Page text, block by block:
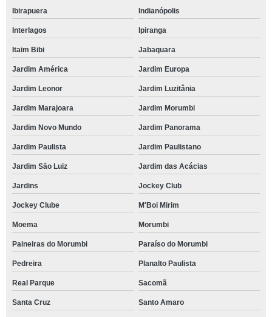
Ibirapuera Indianópolis
Interlagos Ipiranga
Itaim Bibi Jabaquara
Jardim América Jardim Europa
Jardim Leonor Jardim Luzitânia
Jardim Marajoara Jardim Morumbi
Jardim Novo Mundo Jardim Panorama
Jardim Paulista Jardim Paulistano
Jardim São Luiz Jardim das Acácias
Jardins Jockey Club
Jockey Clube M'Boi Mirim
Moema Morumbi
Paineiras do Morumbi Paraíso do Morumbi
Pedreira Planalto Paulista
Real Parque Sacomã
Santa Cruz Santo Amaro